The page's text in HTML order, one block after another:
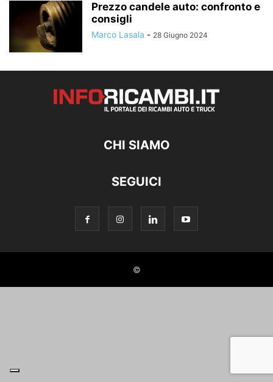
Prezzo candele auto: confronto e
consigli
Marco Lasala - 28 Giugno 2024
CHI SIAMO
SEGUICI
©